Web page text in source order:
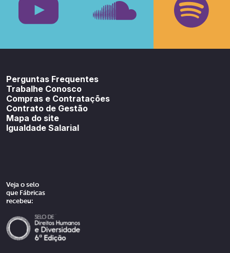
Perguntas Frequentes
Trabalhe Conosco
Compras e Contratações
Contrato de Gestão
Mapa do site
Igualdade Salarial
Veja o selo
que Fábricas
recebeu: